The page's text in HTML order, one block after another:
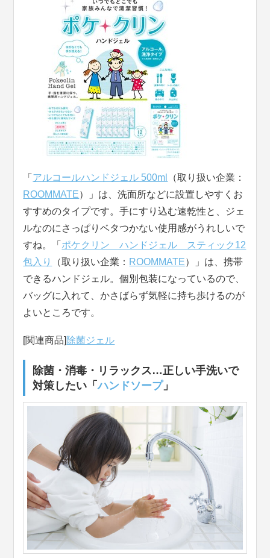
「 アルコールハンドジェル 500ml
（取り扱い企業：
ROOMMATE）」は、洗面所などに設置しやすくお
すすめのタイプです。手にすり込む速乾性と、ジェ
ルなのにさっぱりベタつかない使用感がうれしいで
すね。「 ポケクリン ハンドジェル スティック12
包入り
（取り扱い企業： ROOMMATE）」は、携帯
できるハンドジェル。個別包装になっているので、
バッグに入れて、かさばらず気軽に持ち歩けるのが
よいところです。
[関連商品] 除菌ジェル
除菌・消毒・リラックス…正しい手洗いで
対策したい「ハンドソープ」